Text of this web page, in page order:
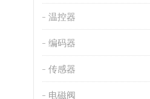
温控器
编码器
传感器
电磁阀